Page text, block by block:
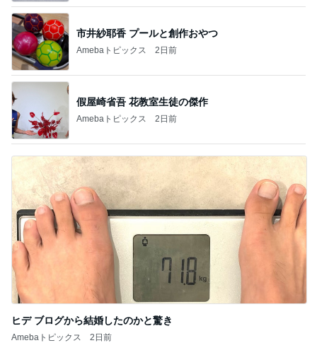
市井紗耶香 プールと創作おやつ
Amebaトピックス 2日前
假屋崎省吾 花教室生徒の傑作
Amebaトピックス 2日前
ヒデ ブログから結婚したのかと驚き
Amebaトピックス 2日前